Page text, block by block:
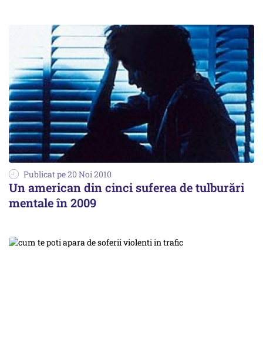
Publicat pe 20 Noi 2010
Un american din cinci suferea de tulburări
mentale în 2009